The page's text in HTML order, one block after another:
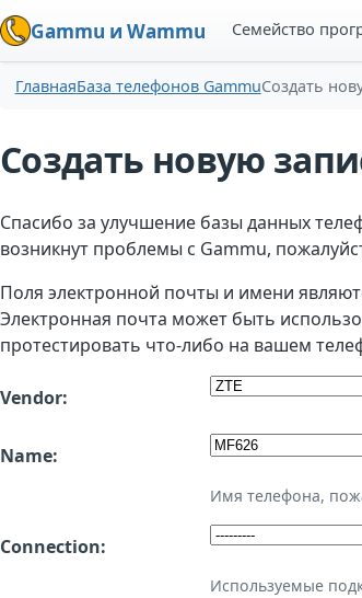
Gammu и Wammu Семейство
ГлавнаяБаза телефонов GammuСоздать
Создать новую
Спасибо за улучшение базы данных
возникнут проблемы с Gammu,
Поля электронной почты и имени
Электронная почта может быть
протестировать что-либо на вашем
Vendor:
Name:
Имя телефона,
Connection:
Используемые